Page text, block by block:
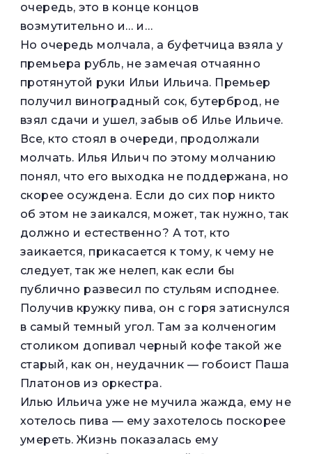
очередь, это в конце концов
возмутительно и… и…
Но очередь молчала, а буфетчица взяла у
премьера рубль, не замечая отчаянно
протянутой руки Ильи Ильича. Премьер
получил виноградный сок, бутерброд, не
взял сдачи и ушел, забыв об Илье Ильиче.
Все, кто стоял в очереди, продолжали
молчать. Илья Ильич по этому молчанию
понял, что его выходка не поддержана, но
скорее осуждена. Если до сих пор никто
об этом не заикался, может, так нужно, так
должно и естественно? А тот, кто
заикается, прикасается к тому, к чему не
следует, так же нелеп, как если бы
публично развесил по стульям исподнее.
Получив кружку пива, он с горя затиснулся
в самый темный угол. Там за колченогим
столиком допивал черный кофе такой же
старый, как он, неудачник — гобоист Паша
Платонов из оркестра.
Илью Ильича уже не мучила жажда, ему не
хотелось пива — ему захотелось поскорее
умереть. Жизнь показалась ему